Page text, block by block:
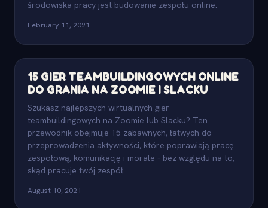
środowiska pracy jest budowanie zespołu online.
February 11, 2021
15 GIER TEAMBUILDINGOWYCH ONLINE
DO GRANIA NA ZOOMIE I SLACKU
Szukasz najlepszych wirtualnych gier
teambuildingowych na Zoomie lub Slacku? Ten
przewodnik obejmuje 15 zabawnych, łatwych do
przeprowadzenia aktywności, które poprawiają pracę
zespołową, komunikację i morale - bez względu na to,
skąd pracuje twój zespół.
August 10, 2021